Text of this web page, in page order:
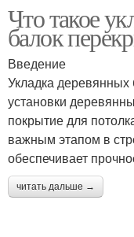
Что такое
балок
Введение
Укладка деревянных
установки
покрытие для
важным этапом в
обеспечивает
читать дальше →